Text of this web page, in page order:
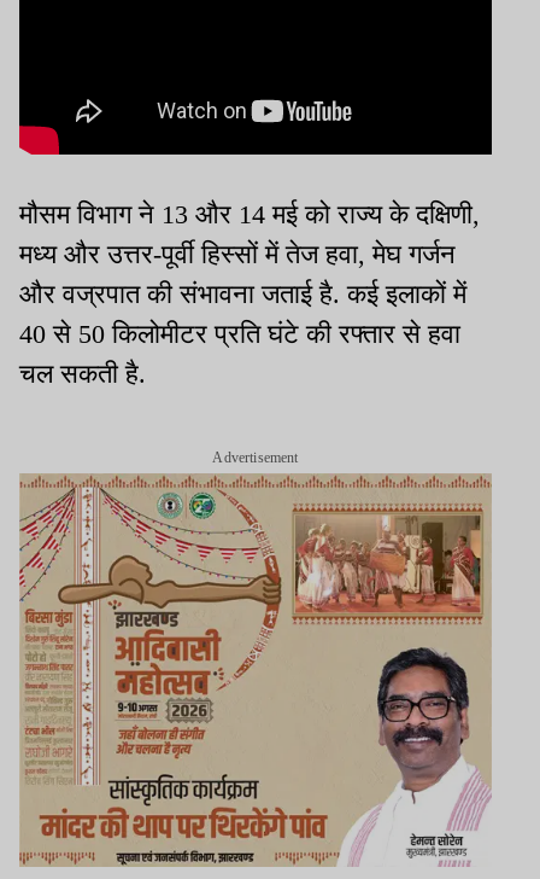
मौसम विभाग ने 13 और 14 मई को राज्य के दक्षिणी,
मध्य और उत्तर-पूर्वी हिस्सों में तेज हवा, मेघ गर्जन
और वज्रपात की संभावना जताई है. कई इलाकों में
40 से 50 किलोमीटर प्रति घंटे की रफ्तार से हवा
चल सकती है.
Advertisement